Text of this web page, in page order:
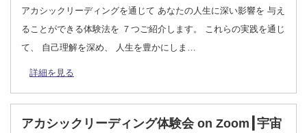
アカシックリーディングを通じて あなたの人生に深い影響を 与え
ることができる体験法を ７つご紹介します。 これらの実践を通じ
て、 自己理解を深め、 人生を豊かにしま…
詳細を見る
アカシックリーディング体験会 on Zoom┃宇宙